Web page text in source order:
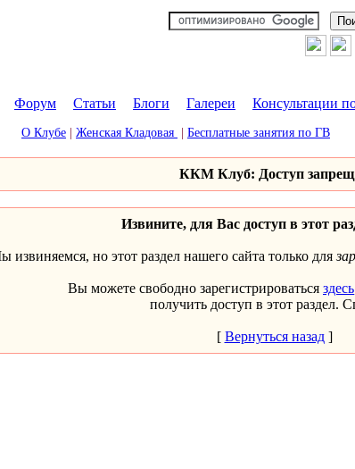
Форум Статьи Блоги Галереи Консультации
О Клубе Женская Кладовая Бесплатные занятия по ГВ
ККМ Клуб: Доступ
Извините, для Вас доступ в этот
извиняемся, но этот раздел нашего сайта только для
Вы можете свободно зарегистрироваться здесь
получить доступ в этот раздел.
[ Вернуться назад]